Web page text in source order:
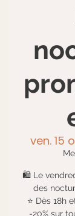
ven. 15
🛍 Le
des
⭐ Dès 18h
-20% sur